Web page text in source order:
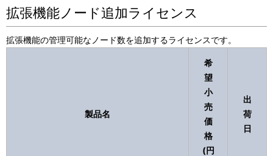
拡張機能ノード追加ライセンス
拡張機能の管理可能なノード数を追加するライセンスです。
製品名
希
望
小
売
価
格
(円
出
荷
日